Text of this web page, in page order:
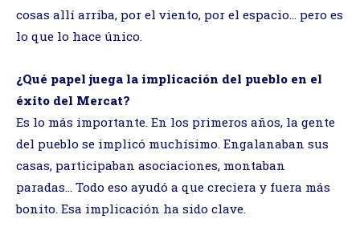
cosas allí arriba, por el viento, por el espacio… pero es
lo que lo hace único.
¿Qué papel juega la implicación del pueblo en el
éxito del Mercat?
Es lo más importante. En los primeros años, la gente
del pueblo se implicó muchísimo. Engalanaban sus
casas, participaban asociaciones, montaban
paradas… Todo eso ayudó a que creciera y fuera más
bonito. Esa implicación ha sido clave.